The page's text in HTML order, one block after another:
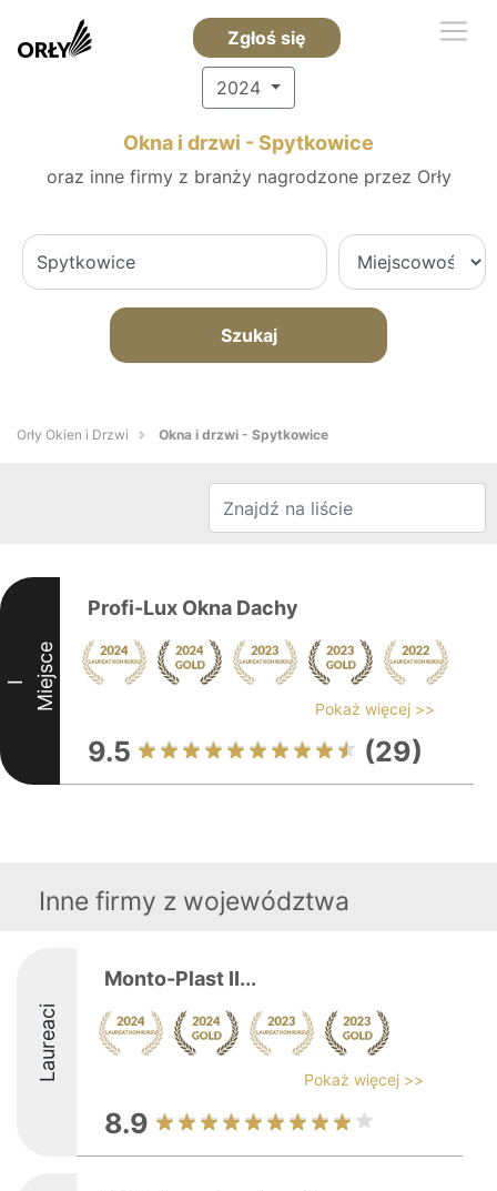
Zgłoś się
2024
Okna i drzwi - Spytkowice
oraz inne firmy z branży nagrodzone przez Orły
Szukaj
Orły Okien i Drzwi Okna i drzwi - Spytkowice
I Miejsce
Profi-Lux Okna Dachy
Pokaż więcej >>
9.5 (29)
Inne firmy z województwa
Laureaci
Monto-Plast II...
Pokaż więcej >>
8.9